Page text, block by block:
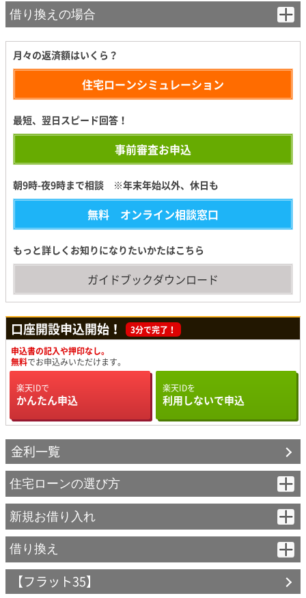
STEP1 検査の申込
込をします。
※住宅性能表示を実施する場合、検査の一部、または全部を省略で
中間検査
STEP5 竣工検査
竣工後に現場監督立会いのもと、最後の検査を行います。
STEP6 適合証明書の交付
新築マンションの場合
★フラット35登録マンションなら
「フラット35登録マンション」とは、技術基準の適合証明書をマン
ション単位で取得した建物として、住宅金融支援機構に登録したも
のです。フラット35登録マンション物件検索はこちら
（住宅金融
機構ウェブサイトへリンクします）
STEP1
検査の申込
ハウスメーカー、工務店等、住宅事業者さまより適合証明機関に申
込をします。
当者さまにフラット35対象となる建物か否かご確認をお願
いいたします。
★フラット35登録マンションなら
「中古マンションらくらくフラット35」とは、機構が定める基準
に適合していることを確認した中古マンションです。購入される
マンションが登録されていれば「適合証明省略に関する申出書」
を楽天銀行にご提出いただくことで、フラット35（中古住宅）の
適合証明手続きが省略できます。登録されているか確認するには
中古マンションらくらくフラット35物件検索はこちら
仲介会社等より適合証明機関に申込をします。
STEP3 現場検査
検査には立会いが必要です。
STEP4
適合証明書の交付には建築基準法の検査済証が必要です。すべての
書類が揃った後、約1週間で適合証明書が交付されます。
借り換えの場合
とで適合証明書の要否をご確認いただけます。
質問1
建築確認日は昭和56年6月1日（建築確認日が確認できない場合
は、新築年月日（「登記事項証明書」等の表示登記における新築
はい
いいえ
（回答3へ）
質問2
マンションですか？
はい
（質問3へ）
いいえ
（回答2へ）
中古マンションらくらくフラット35ですか？
はい
（回答1へ）
いいえ
（回答2へ）
回答
回答1
適合証明書の提出は
「証明省略に関する申出書」にご
署名、ご捺印のうえ、楽天銀行にご提出ください。
回答2
月々の返済額はいくら？
住宅ローンシミュレーション
最短、翌日スピード回答！
事前審査お申込
朝9時-夜9時まで相談 ※年末年始以外、休日も
無料 オンライン相談窓口
もっと詳しくお知りになりたいかたはこちら
ガイドブックダウンロード
口座開設申込開始！
3分で完了！
申込書の記入や押印なし。
無料でお申込みいただけます。
楽天IDで
かんたん申込
楽天IDを
利用しないで申込
金利一覧
住宅ローンの選び方
はじめてのかたへ（資金計画の基礎知識）
住宅ローンを選ぶポイント
金利タイプ
新規お借り入れ
変動金利（固定特約付き）- 新規お借り入れ
【フラット35】
借り換え
変動金利（固定特約付き）
【フラット35】